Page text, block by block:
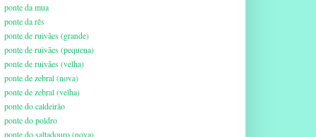
ponte da mua
ponte da rês
ponte de ruivães (grande)
ponte de ruivães (pequena)
ponte de ruivães (velha)
ponte de zebral (nova)
ponte de zebral (velha)
ponte do caldeirão
ponte do poldro
ponte do saltadouro (nova)